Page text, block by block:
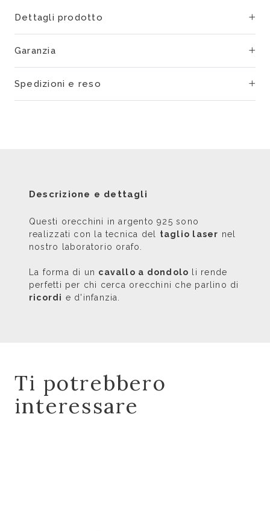
Dettagli prodotto
Garanzia
Spedizioni e reso
Descrizione e dettagli
Questi orecchini in argento 925 sono
realizzati con la tecnica del taglio laser nel
nostro laboratorio orafo.
La forma di un cavallo a dondolo li rende
perfetti per chi cerca orecchini che parlino di
ricordi e d'infanzia.
Ti potrebbero
interessare